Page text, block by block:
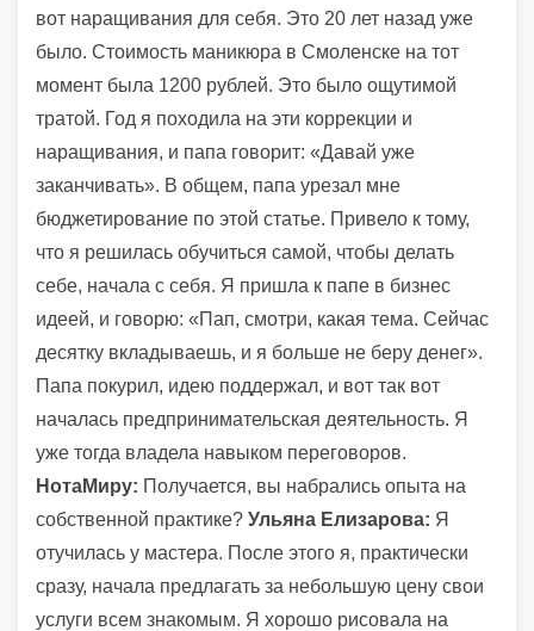
вот наращивания для себя. Это 20 лет назад уже
было. Стоимость маникюра в Смоленске на тот
момент была 1200 рублей. Это было ощутимой
тратой. Год я походила на эти коррекции и
наращивания, и папа говорит: «Давай уже
заканчивать». В общем, папа урезал мне
бюджетирование по этой статье. Привело к тому,
что я решилась обучиться самой, чтобы делать
себе, начала с себя. Я пришла к папе в бизнес
идеей, и говорю: «Пап, смотри, какая тема. Сейчас
десятку вкладываешь, и я больше не беру денег».
Папа покурил, идею поддержал, и вот так вот
началась предпринимательская деятельность. Я
уже тогда владела навыком переговоров.
НотаМиру: Получается, вы набрались опыта на
собственной практике? Ульяна Елизарова: Я
отучилась у мастера. После этого я, практически
сразу, начала предлагать за небольшую цену свои
услуги всем знакомым. Я хорошо рисовала на